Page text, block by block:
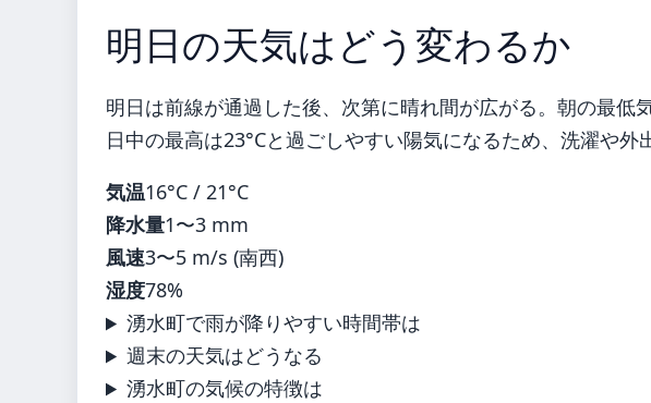
明日の天気はどう変わるか
明日は前線が通過した後、次第に晴れ間が広がる。朝の最低
日中の最高は23°Cと過ごしやすい陽気になるため、洗濯や外
気温16°C / 21°C
降水量1〜3 mm
風速3〜5 m/s (南西)
湿度78%
湧水町で雨が降りやすい時間帯は
週末の天気はどうなる
湧水町の気候の特徴は